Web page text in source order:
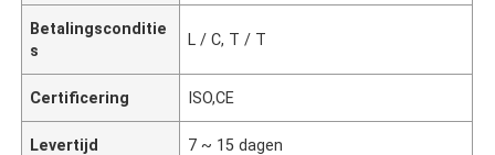
Betalingsconditie
s
L / C, T / T
Certificering ISO,CE
Levertijd 7 ~ 15 dagen